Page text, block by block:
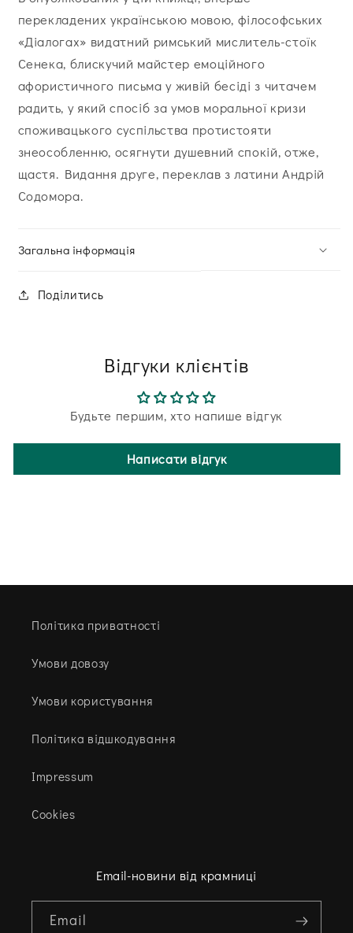
перекладених українською мовою, філософських
«Діалогах» видатний римський мислитель-стоїк
Сенека, блискучий майстер емоційного
афористичного письма у живій бесіді з читачем
радить, у який спосіб за умов моральної кризи
споживацького суспільства протистояти
знеособленню, осягнути душевний спокій, отже,
щастя. Видання друге, переклав з латини Андрій
Содомора.
Загальна інформація
Поділитись
Відгуки клієнтів
Будьте першим, хто напише відгук
Написати відгук
Політика приватності
Умови довозу
Умови користування
Політика відшкодування
Impressum
Cookies
Email-новини від крамниці
Email